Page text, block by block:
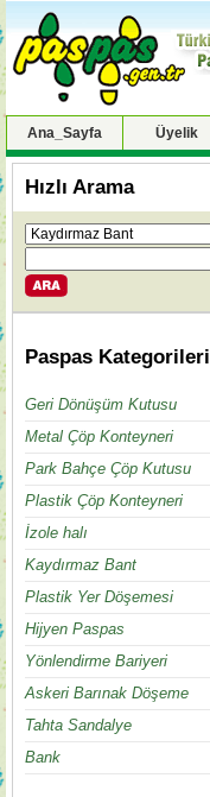
Ana_Sayfa Üyelik
Hızlı Arama
Paspas Kategorileri
Geri Dönüşüm Kutusu
Metal Çöp Konteyneri
Park Bahçe Çöp Kutusu
Plastik Çöp Konteyneri
İzole halı
Kaydırmaz Bant
Plastik Yer Döşemesi
Hijyen Paspas
Yönlendirme Bariyeri
Askeri Barınak Döşeme
Tahta Sandalye
Bank